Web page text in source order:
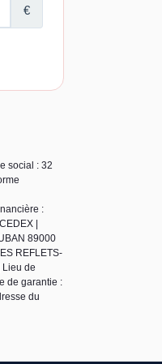
social : 32
:
|
89000
REFLETS-
Lieu de
de garantie :
du